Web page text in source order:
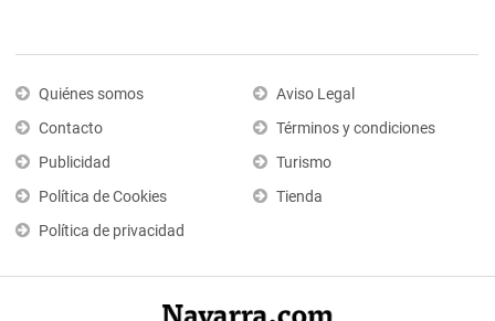
Quiénes somos
Contacto
Publicidad
Política de Cookies
Política de privacidad
Aviso Legal
Términos y condiciones
Turismo
Tienda